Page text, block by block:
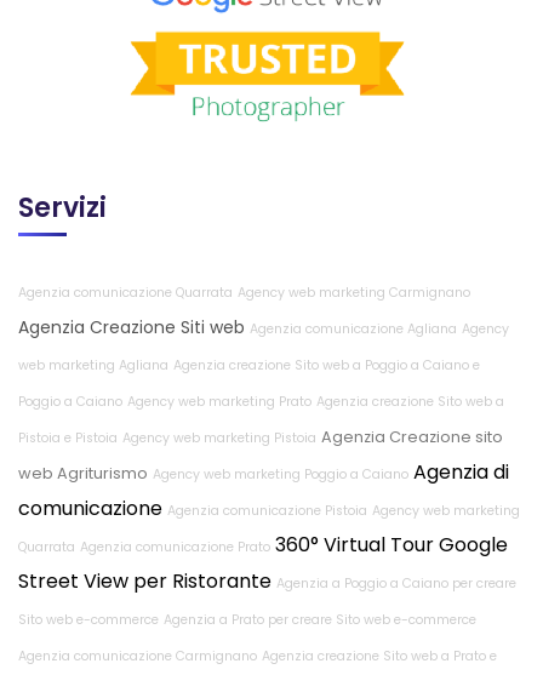
Servizi
Agenzia comunicazione Quarrata Agency web marketing Carmignano
Agenzia Creazione Siti web Agenzia comunicazione Agliana Agency
web marketing Agliana Agenzia creazione Sito web a Poggio a Caiano e
Poggio a Caiano Agency web marketing Prato Agenzia creazione Sito web a
Pistoia e Pistoia Agency web marketing Pistoia Agenzia Creazione sito
web Agriturismo Agency web marketing Poggio a Caiano Agenzia di
comunicazione Agenzia comunicazione Pistoia Agency web marketing
Quarrata Agenzia comunicazione Prato 360° Virtual Tour Google
Street View per Ristorante Agenzia a Poggio a Caiano per creare
Sito web e-commerce Agenzia a Prato per creare Sito web e-commerce
Agenzia comunicazione Carmignano Agenzia creazione Sito web a Prato e